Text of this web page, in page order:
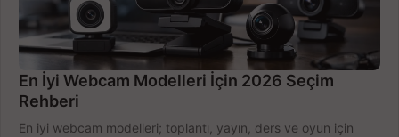
En İyi Webcam Modelleri İçin 2026 Seçim
Rehberi
En iyi webcam modelleri; toplantı, yayın, ders ve oyun için